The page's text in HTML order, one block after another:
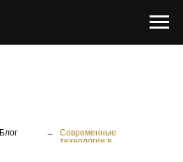
Блог →
Современные
технологии в